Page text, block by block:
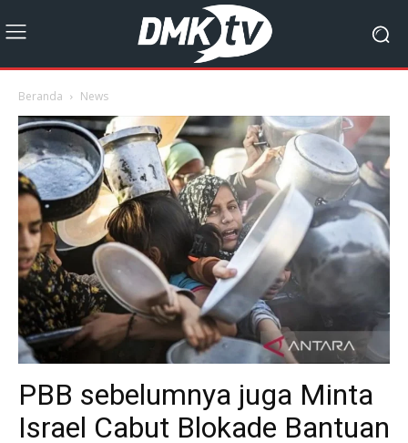
Beranda News
PBB sebelumnya juga Minta
Israel Cabut Blokade Bantuan